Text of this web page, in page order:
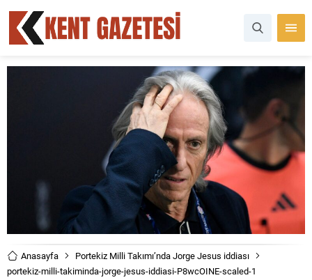
Anasayfa
Portekiz Milli Takımı’nda Jorge Jesus iddiası
portekiz-milli-takiminda-jorge-jesus-iddiasi-P8wcOINE-scaled-1